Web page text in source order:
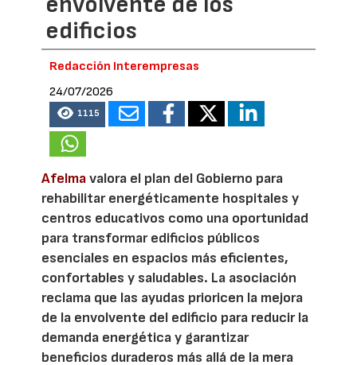
edificios
Redacción Interempresas
24/07/2026
1115
Afelmavalora el plan del Gobierno para
rehabilitar energéticamente hospitales y
centros educativos como una oportunidad
para transformar edificios públicos
esenciales en espacios más eficientes,
confortables y saludables. La asociación
reclama que las ayudas prioricen la mejora
de la envolvente del edificio para reducir la
demanda energética y garantizar
beneficios duraderos más allá de la mera